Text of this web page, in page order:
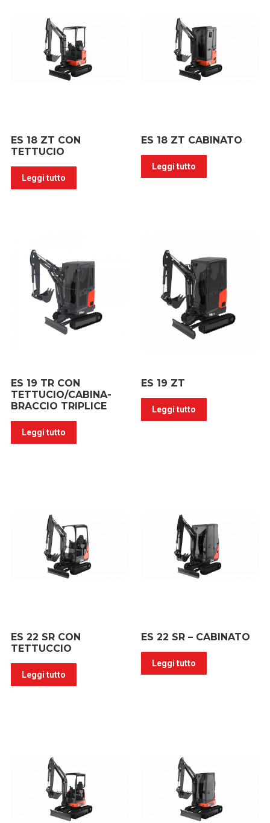
ES 18 ZT CON
TETTUCIO
Leggi tutto
ES 18 ZT CABINATO
Leggi tutto
ES 19 TR CON
TETTUCIO/CABINA-
BRACCIO TRIPLICE
Leggi tutto
ES 19 ZT
Leggi tutto
ES 22 SR CON
TETTUCCIO
Leggi tutto
ES 22 SR – CABINATO
Leggi tutto